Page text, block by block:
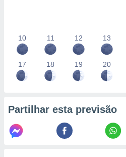
estudos
1199
10 11 12 13
17 18 19 20
Partilhar esta previsão